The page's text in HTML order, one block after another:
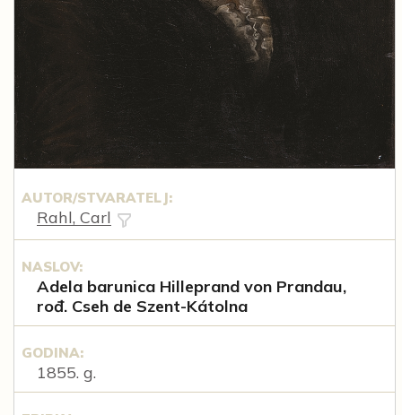
AUTOR/STVARATELJ:
Rahl, Carl
NASLOV:
Adela barunica Hilleprand von Prandau,
rođ. Cseh de Szent-Kátolna
GODINA:
1855. g.